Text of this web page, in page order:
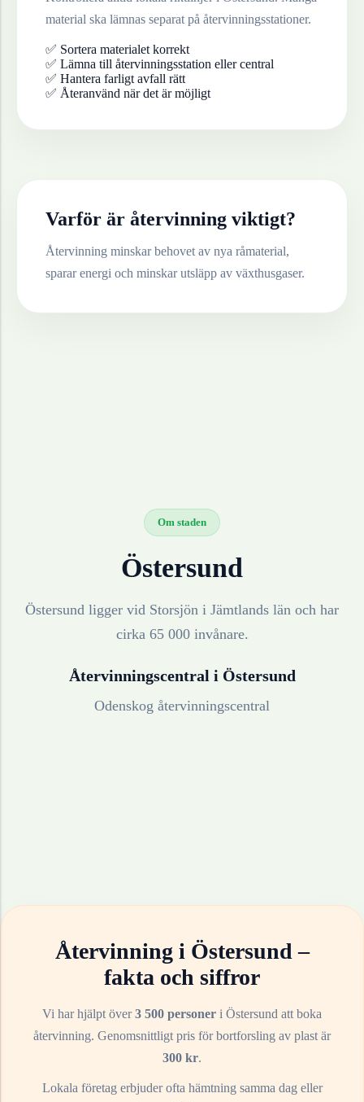
material ska lämnas separat på återvinningsstationer.
✅ Sortera materialet korrekt
✅ Lämna till återvinningsstation eller central
✅ Hantera farligt avfall rätt
✅ Återanvänd när det är möjligt
Varför är återvinning viktigt?
Återvinning minskar behovet av nya råmaterial,
sparar energi och minskar utsläpp av växthusgaser.
Om staden
Östersund
Östersund ligger vid Storsjön i Jämtlands län och har
cirka 65 000 invånare.
Återvinningscentral i Östersund
Odenskog återvinningscentral
Återvinning i Östersund–
fakta och siffror
Vi har hjälpt över3 500 personer i Östersund att boka
återvinning. Genomsnittligt pris för bortforsling av plast är
300 kr.
Lokala företag erbjuder ofta hämtning samma dag eller